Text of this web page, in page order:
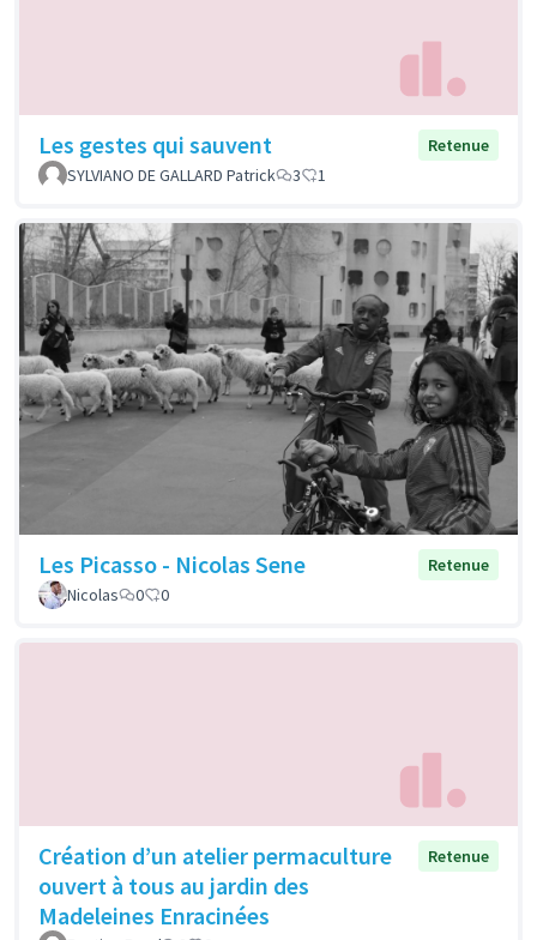
Les gestes qui sauvent
Retenue
SYLVIANO DE GALLARD Patrick
3 1
Les Picasso - Nicolas Sene
Retenue
Nicolas
0 0
Création d’un atelier permaculture
ouvert à tous au jardin des
Madeleines Enracinées
Retenue